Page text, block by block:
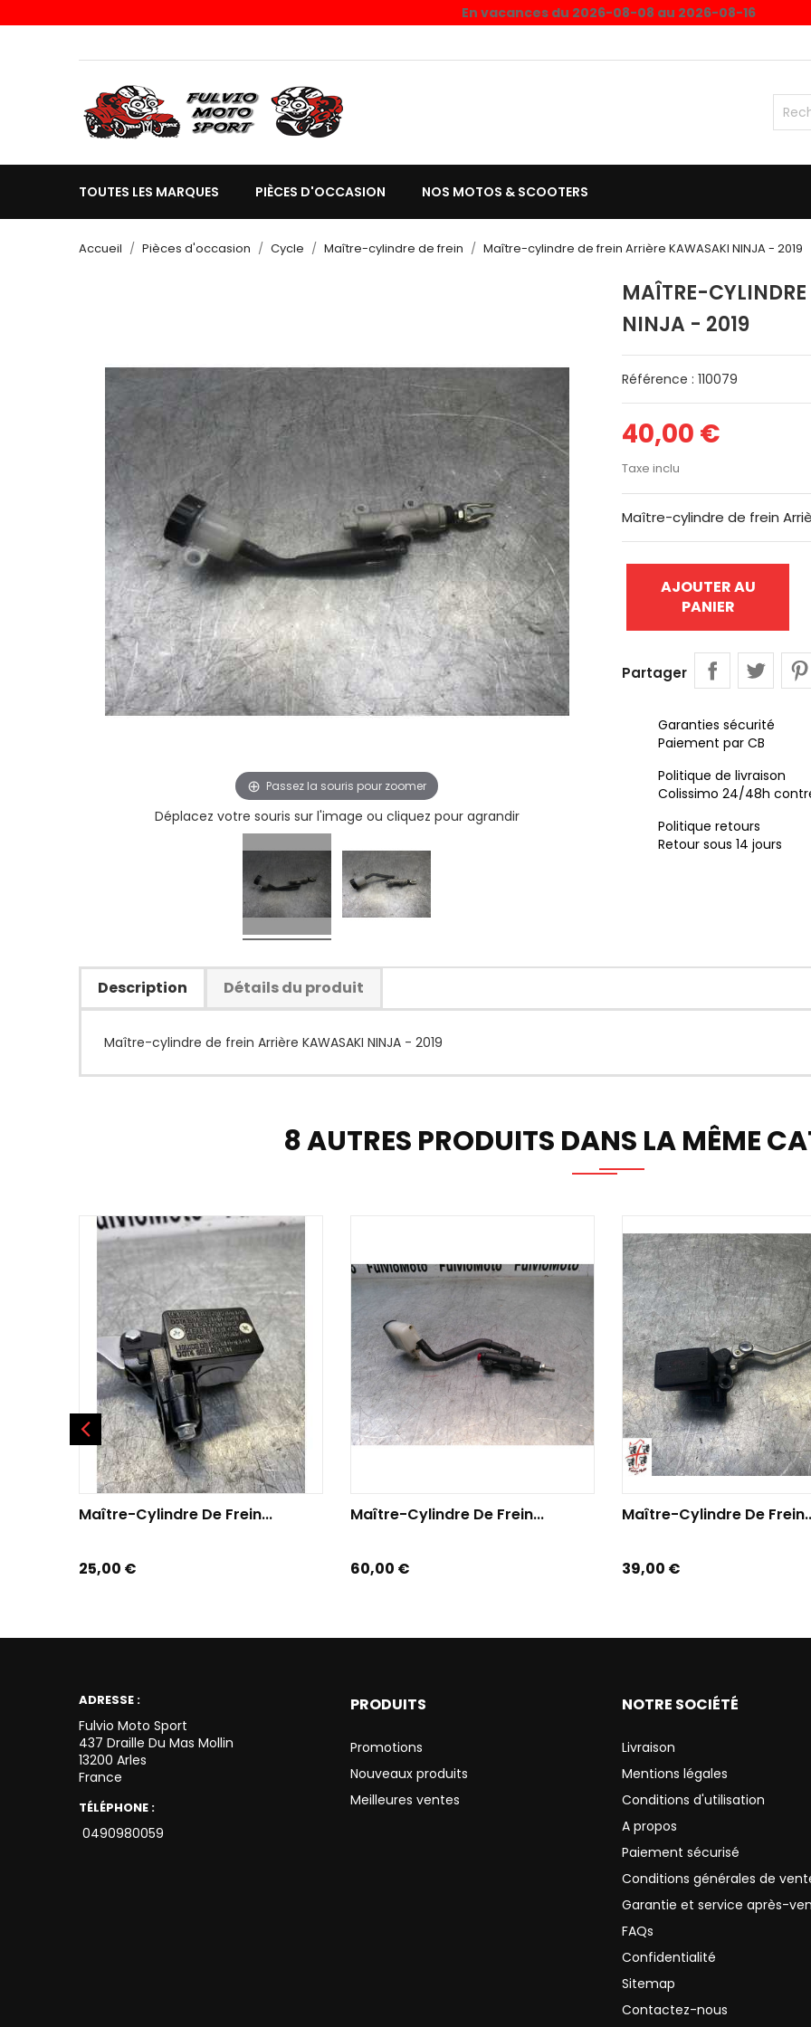
En vacances du 2026-08-08 au 2026-08-16
TOUTES LES MARQUES PIÈCES D'OCCASION NOS MOTOS & SCOOTERS
Accueil Pièces d'occasion Cycle Maître-cylindre de frein Maître-cylindre de frein Arrière KAWASAKI NINJA - 2019
Passez la souris pour zoomer
Déplacez votre souris sur l'image ou cliquez pour agrandir
MAÎTRE-CYLINDRE
NINJA - 2019
Référence : 110079
40,00 €
Taxe inclu
Maître-cylindre de frein
AJOUTER AU
PANIER
Partager
Garanties sécurité
Paiement par CB
Politique de livraison
Colissimo 24/48h
Politique retours
Retour sous 14 jours
Description Détails du produit
Maître-cylindre de frein Arrière KAWASAKI NINJA - 2019
8 AUTRES PRODUITS DANS LA MÊME
AJOUTER AU PANIER
Maître-Cylindre De Frein...
Prix
25,00 €
Maître-Cylindre De Frein...
Prix
60,00 €
Maître-Cylindre De
Prix
39,00 €
ADRESSE :
Fulvio Moto Sport
437 Draille Du Mas Mollin
13200 Arles
France
TÉLÉPHONE :
0490980059
PRODUITS
Promotions
Nouveaux produits
Meilleures ventes
NOTRE SOCIÉTÉ
Livraison
Mentions légales
Conditions d'utilisation
A propos
Paiement sécurisé
Conditions générales de
Garantie et service après-
FAQs
Confidentialité
Sitemap
Contactez-nous